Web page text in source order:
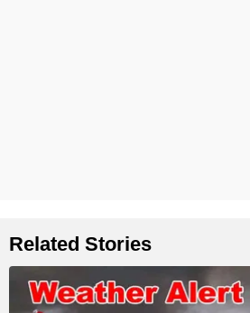
Related Stories